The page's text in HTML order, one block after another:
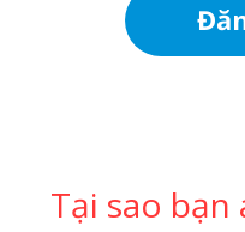
Tại sao bạn